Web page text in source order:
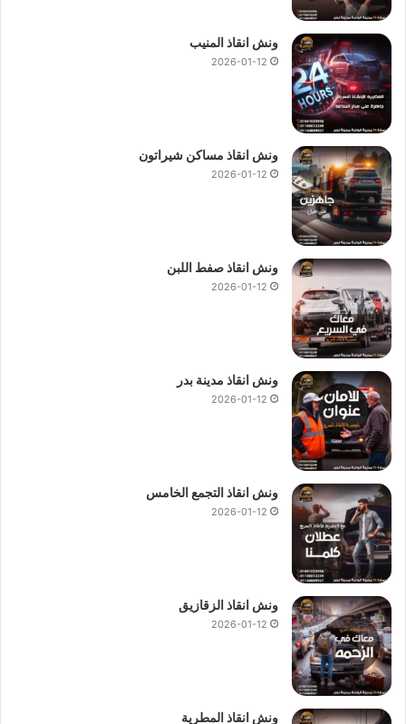
ونش انقاذ المنيب
2026-01-12
ونش انقاذ مساكن شيراتون
2026-01-12
ونش انقاذ صفط اللبن
2026-01-12
ونش انقاذ مدينة بدر
2026-01-12
ونش انقاذ التجمع الخامس
2026-01-12
ونش انقاذ الزقازيق
2026-01-12
ونش انقاذ المطرية